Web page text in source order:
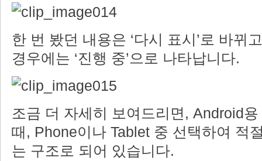
한 번 봤던 내용은 ‘다시 표시’로 바뀌
경우에는 ‘진행 중’으로 나타납니다.
조금 더 자세히 보여드리면, Android
때, Phone이나 Tablet 중 선택하여 적
는 구조로 되어 있습니다.